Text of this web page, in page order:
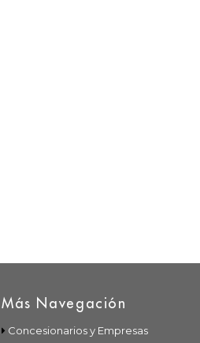
Más Navegación
Concesionarios y Empresas